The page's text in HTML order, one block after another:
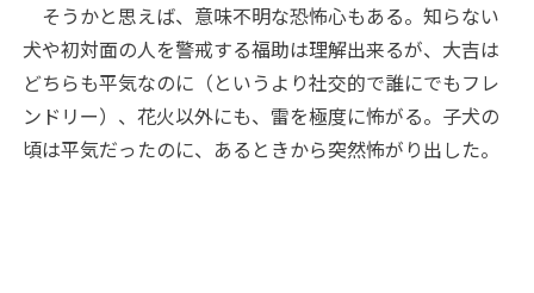
そうかと思えば、意味不明な恐怖心もある。知らない
犬や初対面の人を警戒する福助は理解出来るが、大吉は
どちらも平気なのに（というより社交的で誰にでもフレ
ンドリー）、花火以外にも、雷を極度に怖がる。子犬の
頃は平気だったのに、あるときから突然怖がり出した。